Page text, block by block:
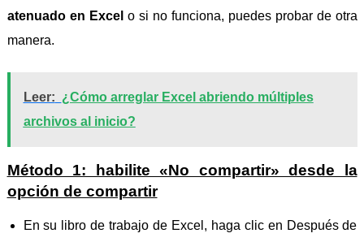
atenuado en Excel o si no funciona, puedes probar de otra
manera.
Leer: ¿Cómo arreglar Excel abriendo múltiples
archivos al inicio?
Método 1: habilite «No compartir» desde la
opción de compartir
En su libro de trabajo de Excel, haga clic en Después de